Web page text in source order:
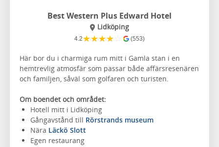
Best Western Plus Edward Hotel
Lidköping
4.2★★★★☆ (553)
Här bor du i charmiga rum mitt i Gamla stan i en
hemtrevlig atmosfär som passar både affärsresenären
och familjen, såväl som golfaren och turisten.
Om boendet och området:
Hotell mitt i Lidköping
Gångavstånd till Rörstrands museum
Nära Läckö Slott
Egen restaurang